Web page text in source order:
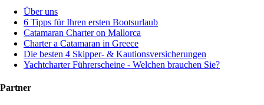
Über uns
6 Tipps für Ihren ersten Bootsurlaub
Catamaran Charter on Mallorca
Charter a Catamaran in Greece
Die besten 4 Skipper- & Kautionsversicherungen
Yachtcharter Führerscheine - Welchen brauchen Sie?
Partner